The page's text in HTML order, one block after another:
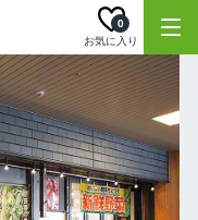
お気に入り
0